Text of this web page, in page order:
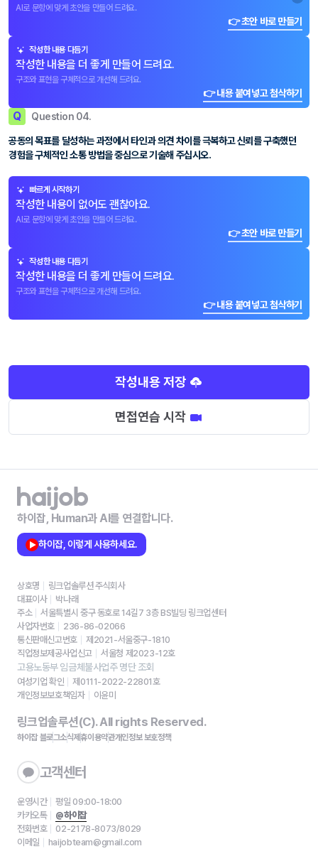
AI로 문항에 맞게 초안을 만들어 드려요.
👉 초안 바로 만들기
작성한 내용 다듬기
작성한 내용을 더 좋게 만들어 드려요.
구조와 표현을 구체적으로 개선해 드려요.
👉 내용 붙여넣고 첨삭하기
Q Question 04.
공동의 목표를 달성하는 과정에서 타인과 의견 차이를 극복하고 신뢰를 구축했던
경험을 구체적인 소통 방법을 중심으로 기술해 주십시오.
빠르게 시작하기
작성한 내용이 없어도 괜찮아요.
AI로 문항에 맞게 초안을 만들어 드려요.
👉 초안 바로 만들기
작성한 내용 다듬기
작성한 내용을 더 좋게 만들어 드려요.
구조와 표현을 구체적으로 개선해 드려요.
👉 내용 붙여넣고 첨삭하기
작성내용 저장
면접연습 시작
하이잡, Human과 AI를 연결합니다.
하이잡, 이렇게 사용하세요.
상호명
링크업솔루션 주식회사
대표이사
박나래
주소
서울특별시 중구 동호로 14길7 3층 BS빌딩 링크업센터
사업자번호
236-86-02066
통신판매신고번호
제2021-서울중구-1810
직업정보제공사업신고
서울청 제2023-12호
고용노동부 임금체불사업주 명단 조회
여성기업 확인
제0111-2022-22801호
개인정보보호책임자
이윤미
링크업솔루션(C). All rights Reserved.
하이잡 블로그소식제휴이용약관개인정보 보호정책
고객센터
운영시간
평일 09:00-18:00
카카오톡
@하이잡
전화번호
02-2178-8073/8029
이메일
haijobteam@gmail.com